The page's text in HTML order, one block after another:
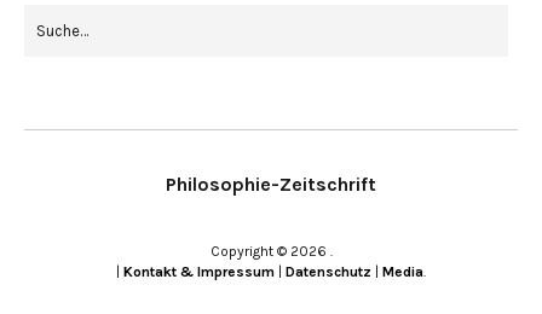
Philosophie-Zeitschrift
Copyright © 2026
| Kontakt & Impressum | Datenschutz | Media